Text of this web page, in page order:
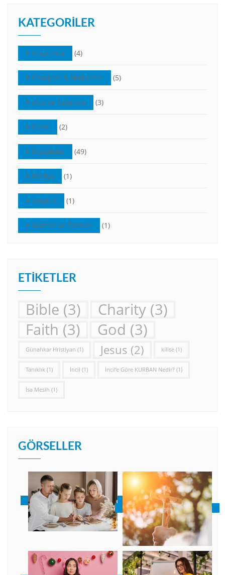
KATEGORILER
Araştırma (4)
Cevaplar & Makaleler (5)
Dua ve Tapınma (3)
Kilise (2)
Makaleler (49)
Medya (1)
Tanıklık (1)
Vaazlar ve Dersler (1)
ETIKETLER
Bible (3) Charity (3)
Faith (3) God (3)
Günahkar Hristiyan (1) Jesus (2) kilise (1)
Tanıklık (1) İncil (1) İncil’e Göre KURBAN Nedir? (1)
İsa Mesih (1)
GÖRSELLER